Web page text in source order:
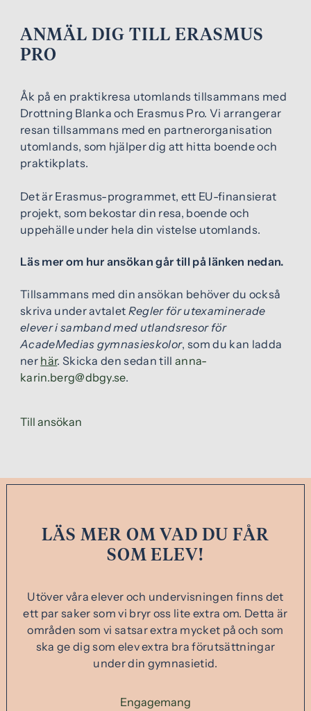
ANMÄL DIG TILL ERASMUS
PRO
Åk på en praktikresa utomlands tillsammans med
Drottning Blanka och Erasmus Pro. Vi arrangerar
resan tillsammans med en partnerorganisation
utomlands, som hjälper dig att hitta boende och
praktikplats.
Det är Erasmus-programmet, ett EU-finansierat
projekt, som bekostar din resa, boende och
uppehälle under hela din vistelse utomlands.
Läs mer om hur ansökan går till på länken nedan.
Tillsammans med din ansökan behöver du också
skriva under avtalet Regler för utexaminerade
elever i samband med utlandsresor för
AcadeMedias gymnasieskolor, som du kan ladda
ner här. Skicka den sedan till anna-
karin.berg@dbgy.se.
Till ansökan
n
i
t
f
ö
n
LÄS MER OM VAD DU FÅR
SOM ELEV!
Utöver våra elever och undervisningen finns det
ett par saker som vi bryr oss lite extra om. Detta är
områden som vi satsar extra mycket på och som
ska ge dig som elev extra bra förutsättningar
under din gymnasietid.
Engagemang